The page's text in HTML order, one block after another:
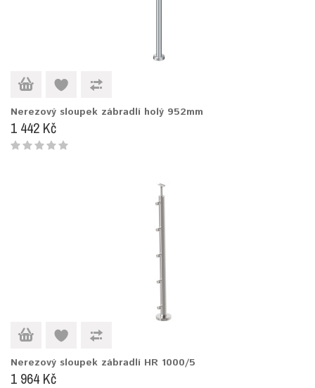
Nerezový sloupek zábradlí holý 952mm
1 442 Kč
Nerezový sloupek zábradlí HR 1000/5
1 964 Kč